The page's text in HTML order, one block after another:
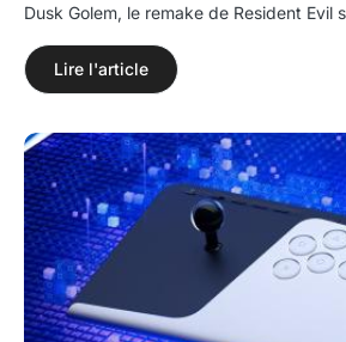
Dusk Golem, le remake de Resident Evil
Lire l'article